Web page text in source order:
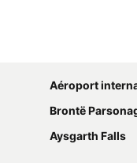
Aéroport
Brontë
Aysgarth Falls